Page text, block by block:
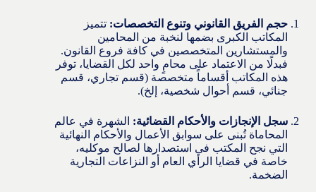
حجم الفريق القانوني وتنوع التخصصات: تتميز
المكاتب الكبرى بضمها لنخبة من المحامين
والمستشارين المتخصصين في كافة فروع القانون.
فبدلًا من الاعتماد على محامٍ واحد لكل القضايا، توفر
هذه المكاتب أقساماً متخصصة (قسم تجاري، قسم
جنائي، قسم أحوال شخصية، إلخ).
سجل الإنجازات والأحكام القضائية: الشهرة في عالم
المحاماة تُبنى على سوابق الأعمال والأحكام النهائية
التي نجح المكتب في استصدارها لصالح موكليه،
خاصة في قضايا الرأي العام أو النزاعات التجارية
الضخمة.